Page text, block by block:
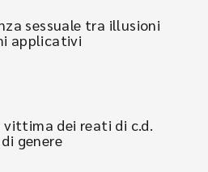
sessuale tra illusioni
applicativi
dei reati di c.d.
genere